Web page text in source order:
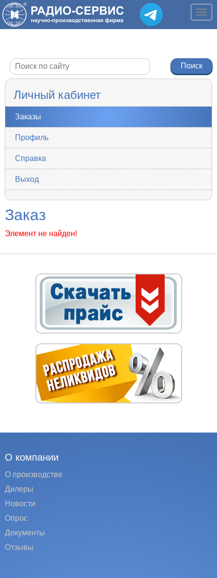
Личный кабинет
Заказы
Профиль
Справка
Выход
Заказ
Элемент не найден!
О компании
О производстве
Дилеры
Новости
Опрос
Документы
Отзывы